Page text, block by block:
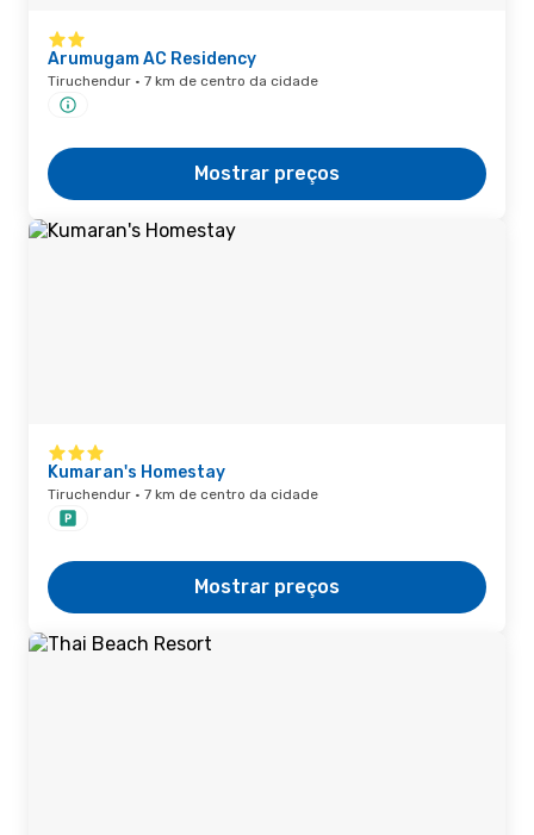
Arumugam AC Residency
Tiruchendur · 7 km de centro da cidade
Mostrar preços
Kumaran's Homestay
Tiruchendur · 7 km de centro da cidade
Mostrar preços